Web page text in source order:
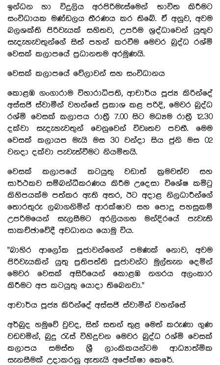
ඉන්ධන හා විදුලිය අරපිරිමැස්මෙන් භාවිත කිරීමට
සංවිධායක මණ්ඩලය තීරණය කර තිබේ. ඒ අනුව, අවම
බලශක්ති පිරිවැයක් සහිතව, උපරිම ශ්‍රද්ධාවෙන් යුතුව
සැදැහැවතුන්ගේ සිත් පහන් කරවීම මෙවර බුද්ධ රශ්මි
වෙසක් කලාපයේ ප්‍රධානතම අරමුණයි.
වෙසක් කලාපයේ වේලාවන් සහ සංවිධානය
කොළඹ ගංගාරාම විහාරාධිපති, ආචාර්ය පූජ්‍ය කිරින්දේ
අස්සජි ස්වාමීන් වහන්සේ ප්‍රකාශ කළ පරිදි, මෙවර බුද්ධ
රශ්මි වෙසක් කලාපය රාත්‍රී 7.00 සිට මධ්‍යම රාත්‍රී 12.30
දක්වා සැදැහැවතුන් වෙනුවෙන් විවෘතව පවතී. මෙම
වෙසක් කලායප මැයි මස 30 වන්දා සිය ජුනි මස 02
වනදා දක්වා පැවැත්වීමට නියමිතයි.
වෙසක් කලාපයේ කටයුතු වඩාත් ක්‍රමවත්ව සහ
සාර්ථකව සම්බන්ධීකරණය කිරීම උදෙසා විශේෂ කමිටු
කිහිපයක්ම පත්කර ඇති අතර, ඊට අදාළ නිලධාරීන්ගේ
තොරතුරු ලබාගනිමින් ආරක්ෂාව සහ පොදු පහසුකම්
උපරිමයෙන් සැලසීමට අරලියගහ මන්දිරයේ පැවැති
සාකච්ඡාවේදී අවධානය යොමු විය.
"බාහිර ආලෝක පූජාවන්ගෙන් පමණක් නොව, අවම
පිරිවැයකින් යුතු ප්‍රතිපත්ති පූජාවන්ට මුල්තැන දෙමින්
මෙවර වෙසක් අසිරියෙන් කොළඹ නගරය අලංකාර
කිරීමට අප කටයුතු යොදා තිබෙනවා."
ආචාර්ය පූජ්‍ය කිරින්දේ අස්සජි ස්වාමීන් වහන්සේ
අර්බුද හමුවේ වුවද, සිත් සතන් තුළ මෙත් කරුණා ගුණ
වඩවමින්, බුදු රැස් විහිදුවන මෙවර බුද්ධ රශ්මි වෙසක්
කලාපය සමස්ත ශ්‍රී ලාංකිකයන්ටම ආධ්‍යාත්මික
සැනසීමක් උදාකරනු ඇතැයි අපේක්ෂා කෙරේ.